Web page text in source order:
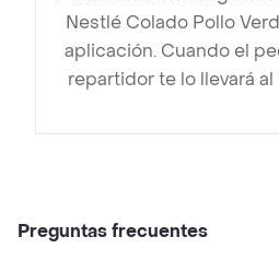
Nestlé Colado Pollo
aplicación. Cuando el
repartidor te lo llevará
Preguntas frecuentes